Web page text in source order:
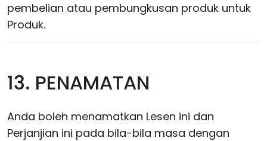
pembelian atau pembungkusan produk untuk
Produk.
13. PENAMATAN
Anda boleh menamatkan Lesen ini dan
Perjanjian ini pada bila-bila masa dengan